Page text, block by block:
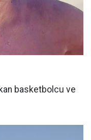
basketbolcu ve